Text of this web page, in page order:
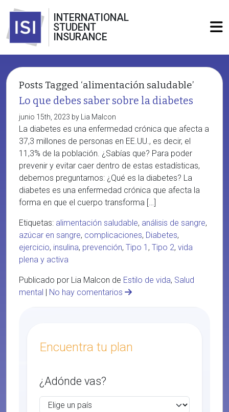
INTERNATIONAL
STUDENT
INSURANCE
Posts Tagged ‘alimentación saludable’
Lo que debes saber sobre la diabetes
junio 15th, 2023 by Lia Malcon
La diabetes es una enfermedad crónica que afecta a
37,3 millones de personas en EE.UU., es decir, el
11,3% de la población. ¿Sabías que? Para poder
prevenir y evitar caer dentro de estas estadísticas,
debemos preguntarnos: ¿Qué es la diabetes? La
diabetes es una enfermedad crónica que afecta la
forma en que el cuerpo transforma […]
Etiquetas: alimentación saludable, análisis de sangre,
azúcar en sangre, complicaciones, Diabetes,
ejercicio, insulina, prevención, Tipo 1 , Tipo 2, vida
plena y activa
Publicado por Lia Malcon de Estilo de vida, Salud
mental | No hay comentarios
Encuentra tu plan
¿Adónde vas?